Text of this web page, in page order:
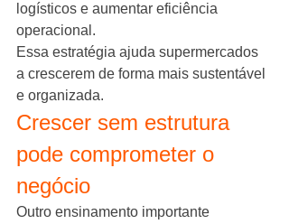
logísticos e aumentar eficiência
operacional.
Essa estratégia ajuda supermercados
a crescerem de forma mais sustentável
e organizada.
Crescer sem estrutura
pode comprometer o
negócio
Outro ensinamento importante